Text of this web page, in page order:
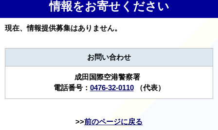
情報をお寄せください
現在、情報提供募集はありません。
お問い合わせ
成田国際空港警察署
電話番号： 0476-32-0110（代表）
前のページに戻る